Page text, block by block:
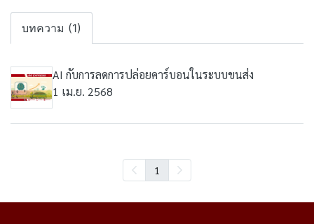
บทความ (1)
AI กับการลดการปล่อยคาร์บอนในระบบขนส่ง
1 เม.ย. 2568
1